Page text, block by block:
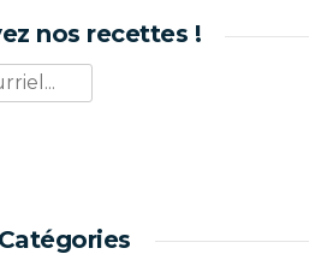
nos recettes !
Catégories